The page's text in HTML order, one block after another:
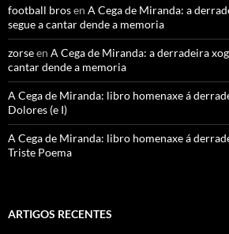
football brosen A Cega de Miranda: a
segue a cantar dende a memoria
zorseen A Cega de Miranda: a derradeira
cantar dende a memoria
A Cega de Miranda: libro homenaxe á
Dolores (e I)
A Cega de Miranda: libro homenaxe á
Triste Poema
ARTIGOS RECENTES